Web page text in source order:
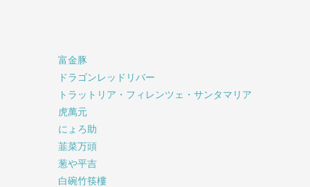
富金豚
ドラゴンレッドリバー
トラットリア・フィレンツェ・サンタマリア
虎萬元
にょろ助
韮菜万頭
葱や平吉
白碗竹筷樓